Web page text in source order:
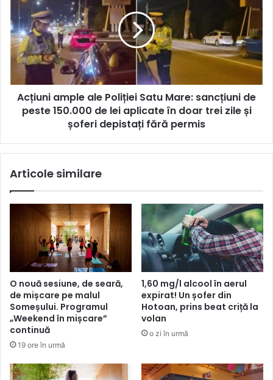
Acțiuni ample ale Poliției Satu Mare: sancțiuni de
peste 150.000 de lei aplicate în doar trei zile și
șoferi depistați fără permis
Articole similare
O nouă sesiune, de seară,
de mișcare pe malul
Someșului. Programul
„Weekend în mișcare”
continuă
19 ore în urmă
1,60 mg/l alcool în aerul
expirat! Un șofer din
Hotoan, prins beat criță la
volan
o zi în urmă